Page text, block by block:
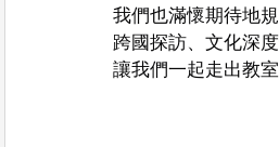
我們也滿懷期待地
跨國探訪、文化深
讓我們一起走出教